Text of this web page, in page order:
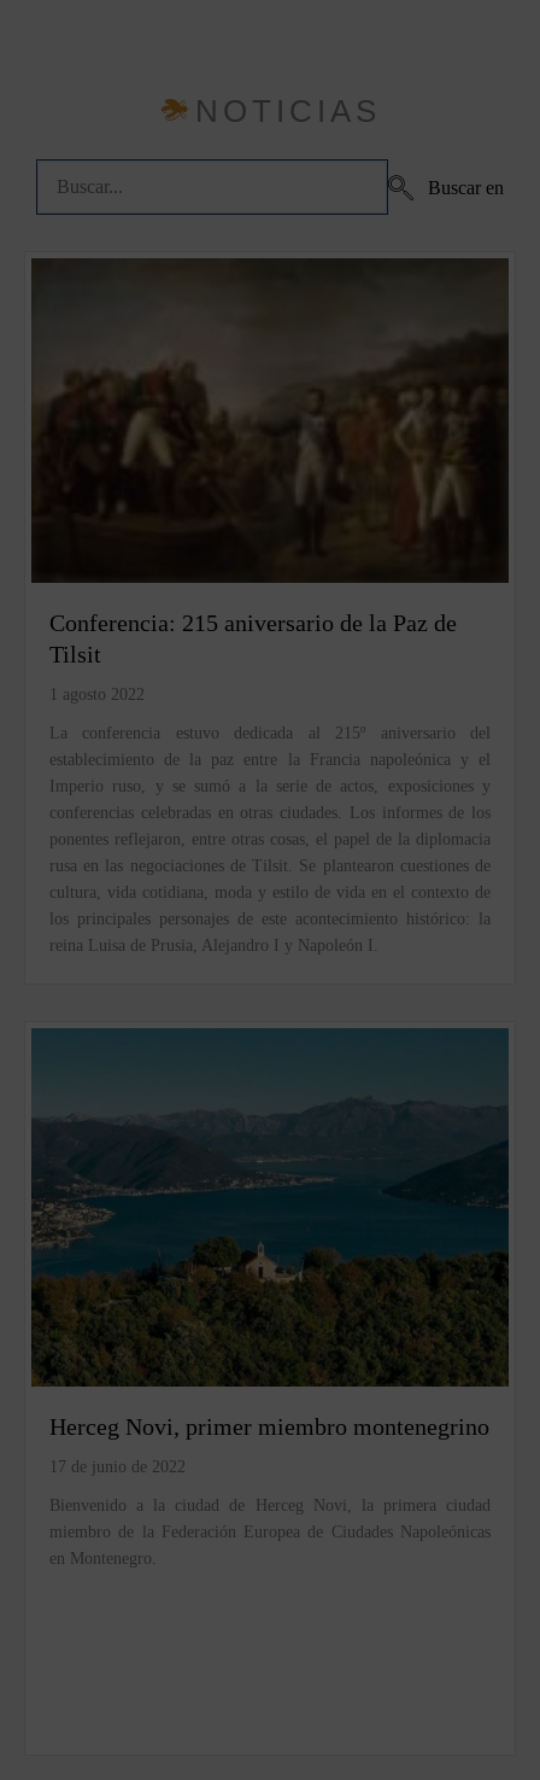
NOTICIAS
Buscar en
Conferencia: 215 aniversario de la Paz de
Tilsit
1 agosto 2022
La conferencia estuvo dedicada al 215º aniversario del
establecimiento de la paz entre la Francia napoleónica y el
Imperio ruso, y se sumó a la serie de actos, exposiciones y
conferencias celebradas en otras ciudades. Los informes de los
ponentes reflejaron, entre otras cosas, el papel de la diplomacia
rusa en las negociaciones de Tilsit. Se plantearon cuestiones de
cultura, vida cotidiana, moda y estilo de vida en el contexto de
los principales personajes de este acontecimiento histórico: la
reina Luisa de Prusia, Alejandro I y Napoleón I.
Herceg Novi, primer miembro montenegrino
17 de junio de 2022
Bienvenido a la ciudad de Herceg Novi, la primera ciudad
miembro de la Federación Europea de Ciudades Napoleónicas
en Montenegro.